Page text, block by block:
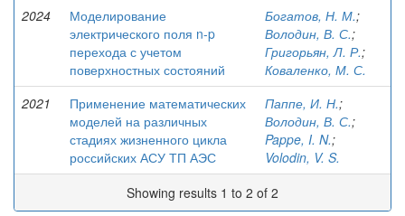
2024
Моделирование
электрического поля n-p
перехода с учетом
поверхностных состояний
Богатов, Н. М.;
Володин, В. С.;
Григорьян, Л. Р.;
Коваленко, М. С.
2021
Применение математических
моделей на различных
стадиях жизненного цикла
российских АСУ ТП АЭС
Паппе, И. Н.;
Володин, В. С.;
Pappe, I. N.;
Volodin, V. S.
Showing results 1 to 2 of 2